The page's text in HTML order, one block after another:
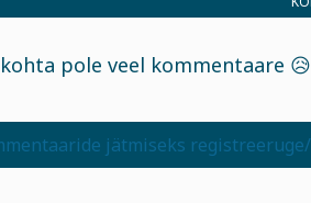
pole veel kommentaare
jätmiseks